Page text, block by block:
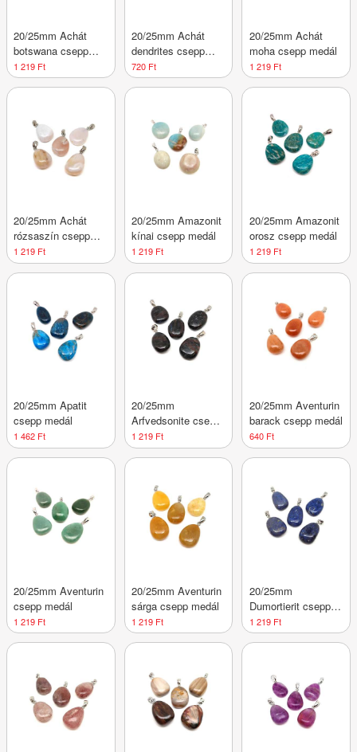
20/25mm Achát
botswana csepp
medál
1 219 Ft
20/25mm Achát
dendrites csepp
medál
720 Ft
20/25mm Achát
moha csepp medál
1 219 Ft
20/25mm Achát
rózsaszín csepp
medál
1 219 Ft
20/25mm Amazonit
kínai csepp medál
1 219 Ft
20/25mm Amazonit
orosz csepp medál
1 219 Ft
20/25mm Apatit
csepp medál
1 462 Ft
20/25mm
Arfvedsonite csepp
medál
1 219 Ft
20/25mm Aventurin
barack csepp medál
640 Ft
20/25mm Aventurin
csepp medál
1 219 Ft
20/25mm Aventurin
sárga csepp medál
1 219 Ft
20/25mm
Dumortierit csepp
medál
1 219 Ft